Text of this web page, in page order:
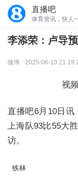
直播吧
体育资讯，快人
李添荣：卢导
微博 2025-06-10
视
直播吧6月10日讯
上海队93比55大
访。
铁林